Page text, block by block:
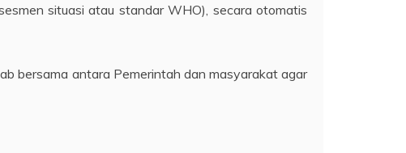
situasi atau standar WHO), secara otomatis
bersama antara Pemerintah dan masyarakat agar